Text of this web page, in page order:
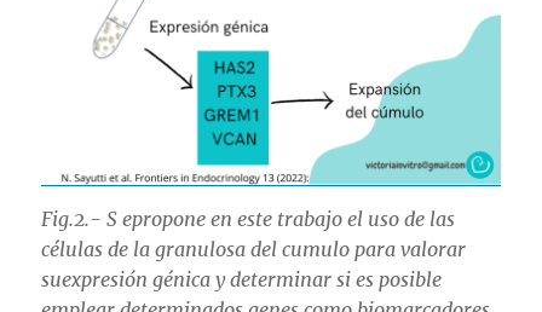
Fig.2.- S epropone en este trabajo el uso de las
células de la granulosa del cumulo para valorar
suexpresión génica y determinar si es posible